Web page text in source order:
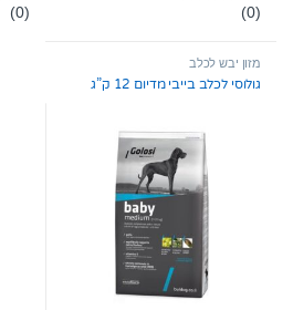
0
t
o
f
(0)
0(0)
מזון יבש לכלב
גולוסי לכלב בייבי מדיום 12 ק”ג